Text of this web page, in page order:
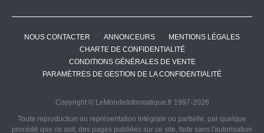
NOUS CONTACTER ANNONCEURS
MENTIONS LÉGALES
CHARTE DE CONFIDENTIALITÉ
CONDITIONS GÉNÉRALES DE VENTE
PARAMÈTRES DE GESTION DE LA CONFIDENTIALITÉ
Copyright © LeMondeInformatique.fr 1997-2026
Toute reproduction ou représentation intégrale ou partielle, par quelque
procédé que ce soit, des pages publiées sur ce site, faite sans l'autorisation